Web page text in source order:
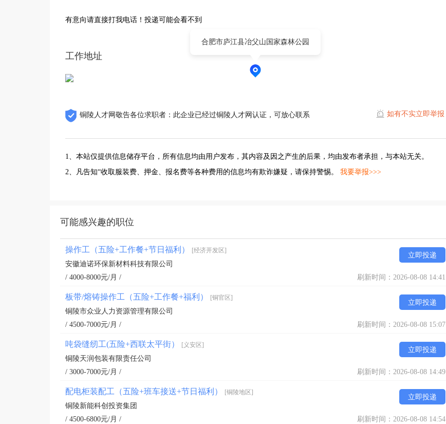
有意向请直接打我电话！投递可能会看不到
工作地址
合肥市庐江县冶父山国家森林公园
铜陵人才网敬告各位求职者：此企业已经过铜陵人才网认证，可放心联系 如有不实立即举报
1、本站仅提供信息储存平台，所有信息均由用户发布，其内容及因之产生的后果，均由发布者承担，与本站无关。
2、凡告知“收取服装费、押金、报名费等各种费用的信息均有欺诈嫌疑，请保持警惕。 我要举报>>>
可能感兴趣的职位
操作工（五险+工作餐+节日福利） [经济开发区]
立即投递
安徽迪诺环保新材料科技有限公司
/ 4000-8000元/月 /
刷新时间：2026-08-08 14:41
板带/熔铸操作工（五险+工作餐+福利） [铜官区]
立即投递
铜陵市众业人力资源管理有限公司
/ 4500-7000元/月 /
刷新时间：2026-08-08 15:07
吨袋缝纫工(五险+西联太平街） [义安区]
立即投递
铜陵天润包装有限责任公司
/ 3000-7000元/月 /
刷新时间：2026-08-08 14:49
配电柜装配工（五险+班车接送+节日福利） [铜陵地区]
立即投递
铜陵新能科创投资集团
/ 4500-6800元/月 /
刷新时间：2026-08-08 14:54